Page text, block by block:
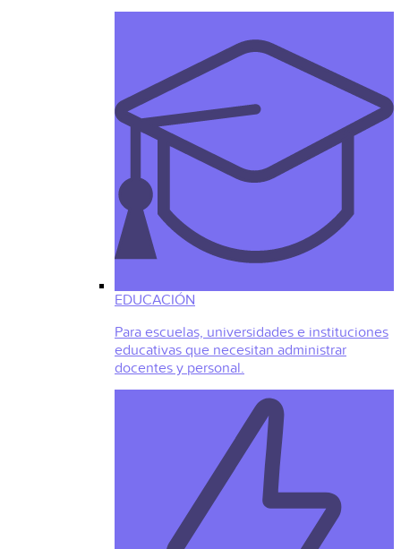
EDUCACIÓN
Para escuelas, universidades e instituciones
educativas que necesitan administrar
docentes y personal.